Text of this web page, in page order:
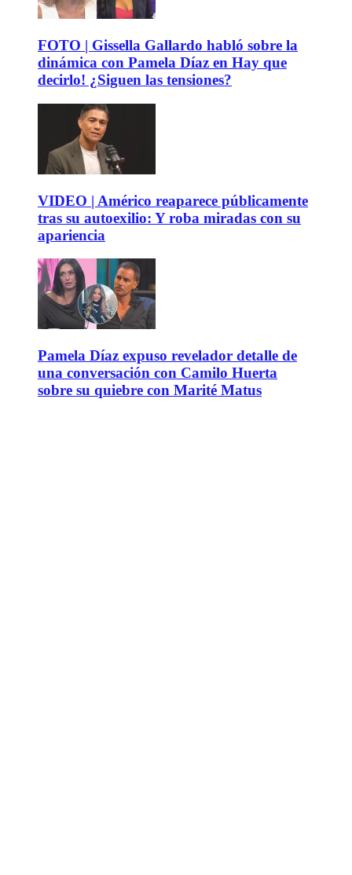
FOTO | Gissella Gallardo habló sobre la
dinámica con Pamela Díaz en Hay que
decirlo! ¿Siguen las tensiones?
VIDEO | Américo reaparece públicamente
tras su autoexilio: Y roba miradas con su
apariencia
Pamela Díaz expuso revelador detalle de
una conversación con Camilo Huerta
sobre su quiebre con Marité Matus